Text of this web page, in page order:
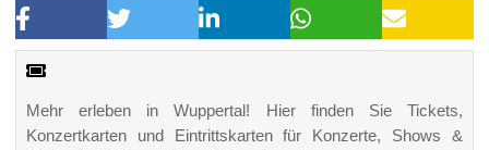
Mehr erleben in Wuppertal! Hier finden Sie Tickets,
Konzertkarten und Eintrittskarten für Konzerte, Shows &